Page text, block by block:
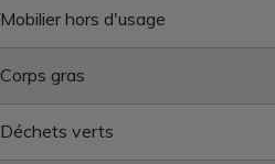
Mobilier hors d'usage
Corps gras
Déchets verts